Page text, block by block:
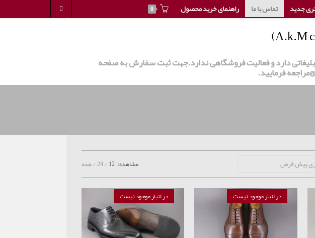
جدید تماس با ما راهنمای خرید محصول 0
دارد و فعالیت فروشگاهی ندارد.جهت ثبت سفارش به صفحه
پیش فرض مشاهده: 12
24 همه
در انبار موجود نیست در انبار موجود نیست